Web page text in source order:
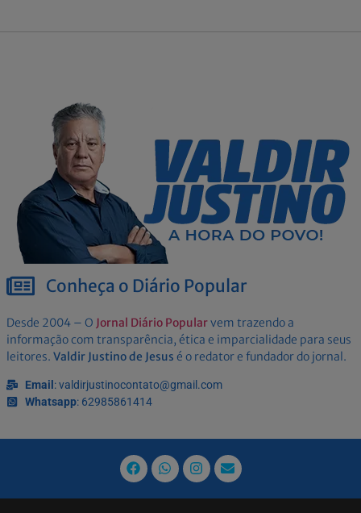
Conheça o Diário Popular
Desde 2004 – O Jornal Diário Popularvem trazendo a
informação com transparência, ética e imparcialidade para seus
leitores. Valdir Justino de Jesus é o redator e fundador do jornal.
Email : valdirjustinocontato@gmail.com
Whatsapp: 62985861414